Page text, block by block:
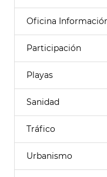
Oficina
Participación
Playas
Sanidad
Tráfico
Urbanismo